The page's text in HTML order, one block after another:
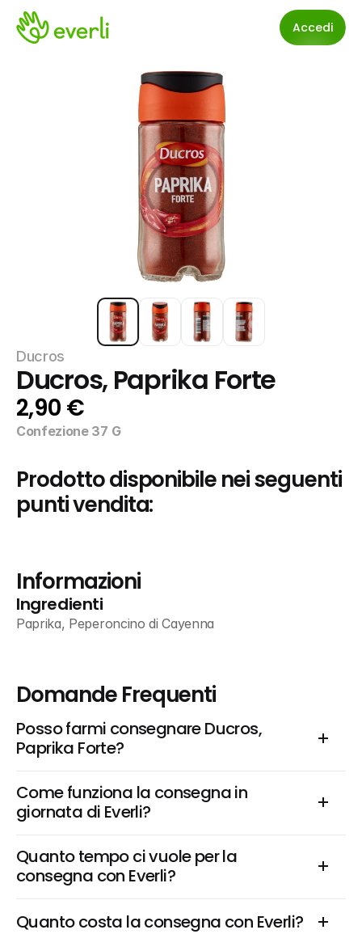
Accedi
Ducros
Ducros, Paprika Forte
2,90 €
Confezione 37 G
Prodotto disponibile nei seguenti
punti vendita:
Informazioni
Ingredienti
Paprika, Peperoncino di Cayenna
Domande Frequenti
Posso farmi consegnare Ducros,
Paprika Forte?
Come funziona la consegna in
giornata di Everli?
Quanto tempo ci vuole per la
consegna con Everli?
Quanto costa la consegna con Everli?